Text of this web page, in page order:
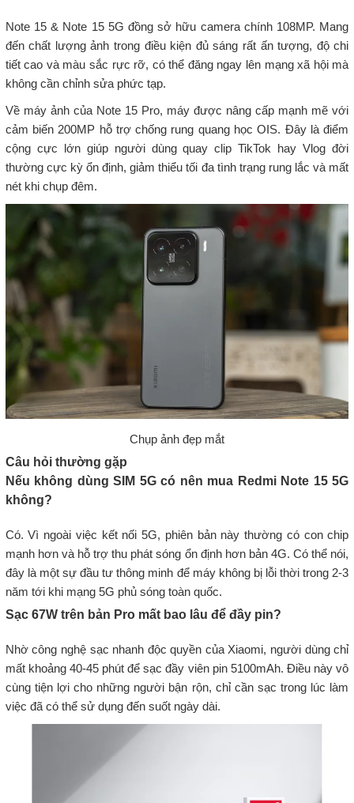
Note 15 & Note 15 5G đồng sở hữu camera chính 108MP. Mang
đến chất lượng ảnh trong điều kiện đủ sáng rất ấn tượng, độ chi
tiết cao và màu sắc rực rỡ, có thể đăng ngay lên mạng xã hội mà
không cần chỉnh sửa phức tạp.
Về máy ảnh của Note 15 Pro, máy được nâng cấp mạnh mẽ với
cảm biến 200MP hỗ trợ chống rung quang học OIS. Đây là điểm
cộng cực lớn giúp người dùng quay clip TikTok hay Vlog đời
thường cực kỳ ổn định, giảm thiểu tối đa tình trạng rung lắc và mất
nét khi chụp đêm.
Chụp ảnh đẹp mắt
Câu hỏi thường gặp
Nếu không dùng SIM 5G có nên mua Redmi Note 15 5G
không?
Có. Vì ngoài việc kết nối 5G, phiên bản này thường có con chip
mạnh hơn và hỗ trợ thu phát sóng ổn định hơn bản 4G. Có thể nói,
đây là một sự đầu tư thông minh để máy không bị lỗi thời trong 2-3
năm tới khi mạng 5G phủ sóng toàn quốc.
Sạc 67W trên bản Pro mất bao lâu để đầy pin?
Nhờ công nghệ sạc nhanh độc quyền của Xiaomi, người dùng chỉ
mất khoảng 40-45 phút để sạc đầy viên pin 5100mAh. Điều này vô
cùng tiện lợi cho những người bận rộn, chỉ cần sạc trong lúc làm
việc đã có thể sử dụng đến suốt ngày dài.